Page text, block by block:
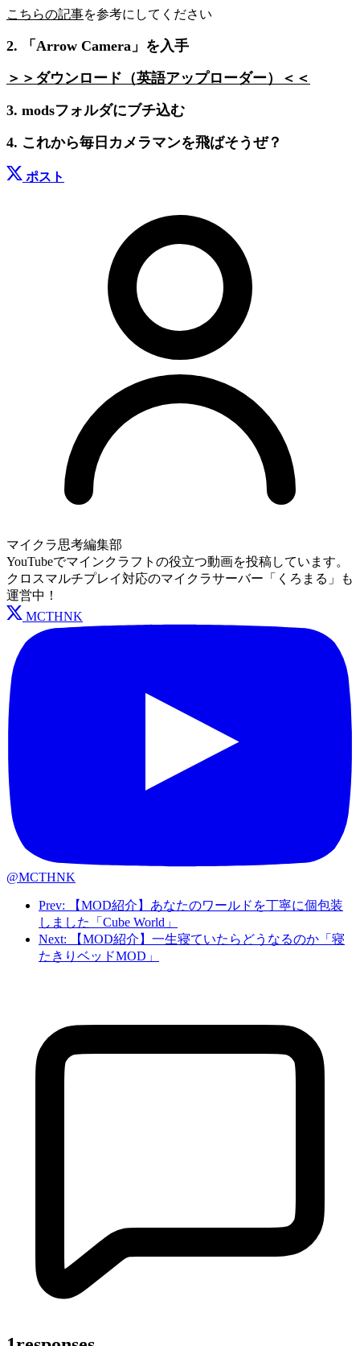
こちらの記事を参考にしてください
2. 「Arrow Camera」を入手
＞＞ダウンロード（英語アップローダー）＜＜
3. modsフォルダにブチ込む
4. これから毎日カメラマンを飛ばそうぜ？
ポスト
マイクラ思考編集部
YouTubeでマインクラフトの役立つ動画を投稿しています。
クロスマルチプレイ対応のマイクラサーバー「くろまる」も
運営中！
MCTHNK
@MCTHNK
Prev: 【MOD紹介】あなたのワールドを丁寧に個包装
しました「Cube World」
Next: 【MOD紹介】一生寝ていたらどうなるのか「寝
たきりベッドMOD」